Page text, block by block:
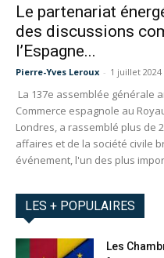
Le partenariat
des discussions
l’Espagne...
Pierre-Yves Leroux - 1 juillet 2024
La 137e assemblée générale
Commerce espagnole au
Londres, a rassemblé plus de
affaires et de la société civile
événement, l'un des plus
LES + POPULAIRES
Les